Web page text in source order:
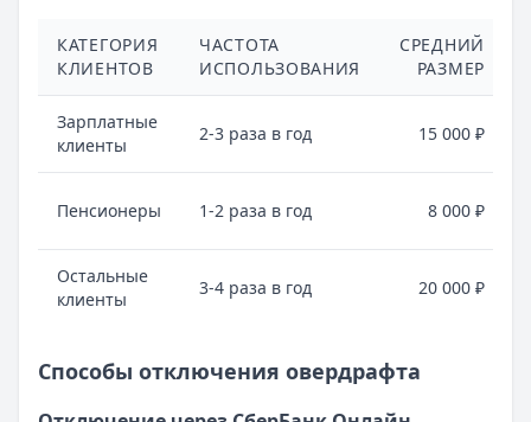
КАТЕГОРИЯ
КЛИЕНТОВ
ЧАСТОТА
ИСПОЛЬЗОВАНИЯ
СРЕДНИЙ
РАЗМЕР
Зарплатные
клиенты
2-3 раза в год 15 000 ₽
Пенсионеры 1-2 раза в год 8 000 ₽
Остальные
клиенты
3-4 раза в год 20 000 ₽
Способы отключения овердрафта